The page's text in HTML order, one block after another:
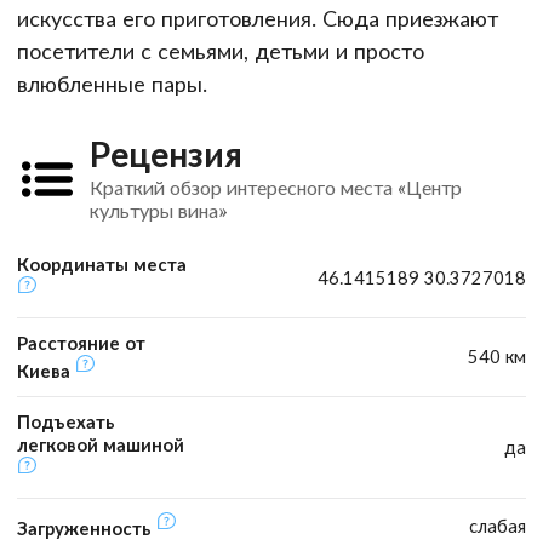
искусства его приготовления. Сюда приезжают
посетители с семьями, детьми и просто
влюбленные пары.
Рецензия
Краткий обзор интересного места «Центр
культуры вина»
Координаты места
46.1415189 30.3727018
Расстояние от
Киева
540 км
Подъехать
легковой машиной
да
Загруженность слабая